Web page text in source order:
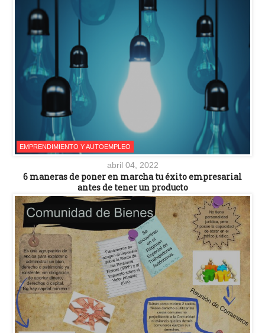
EMPRENDIMIENTO Y AUTOEMPLEO
abril 04, 2022
6 maneras de poner en marcha tu éxito empresarial
antes de tener un producto